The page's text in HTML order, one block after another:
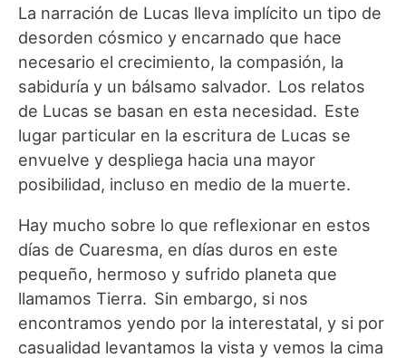
La narración de Lucas lleva implícito un tipo de
desorden cósmico y encarnado que hace
necesario el crecimiento, la compasión, la
sabiduría y un bálsamo salvador. Los relatos
de Lucas se basan en esta necesidad. Este
lugar particular en la escritura de Lucas se
envuelve y despliega hacia una mayor
posibilidad, incluso en medio de la muerte.
Hay mucho sobre lo que reflexionar en estos
días de Cuaresma, en días duros en este
pequeño, hermoso y sufrido planeta que
llamamos Tierra. Sin embargo, si nos
encontramos yendo por la interestatal, y si por
casualidad levantamos la vista y vemos la cima